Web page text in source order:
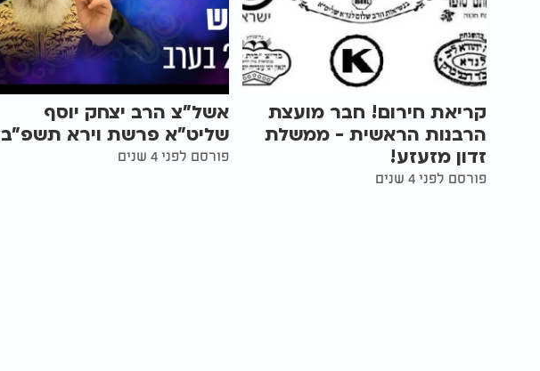
קריאת חירום! חבר מועצת
הרבנות הראשית - ממשלת
זדון מזעזע!
פורסם לפני 4 שנים
אשל"צ הרב יצחק יוסף
שליט"א פרשת וירא תשפ"ב
פורסם לפני 4 שנים